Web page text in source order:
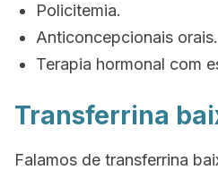
Policitemia.
Anticoncepcionais orais.
Terapia hormonal com
Transferrina
Falamos de transferrina